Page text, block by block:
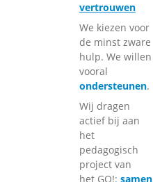
vertrouwen
We kiezen voor
de minst zware
hulp. We willen
vooral
ondersteunen.
Wij dragen
actief bij aan
het
pedagogisch
project van
het GO!: samen